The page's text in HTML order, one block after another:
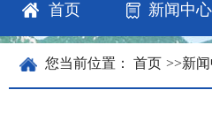
首页 新闻中心
您当前位置： 首页 >>新